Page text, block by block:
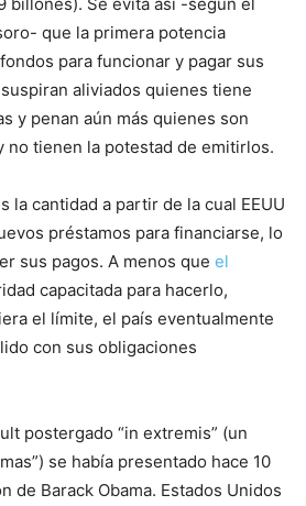
que la primera potencia
para funcionar y pagar sus
aliviados quienes tiene
y penan aún más quienes son
no tienen la potestad de emitirlos.
la cantidad a partir de la cual EEUU
préstamos para financiarse, lo
sus pagos. A menos que el
capacitada para hacerlo,
el límite, el país eventualmente
con sus obligaciones
postergado “in extremis” (un
se había presentado hace 10
de Barack Obama. Estados Unidos